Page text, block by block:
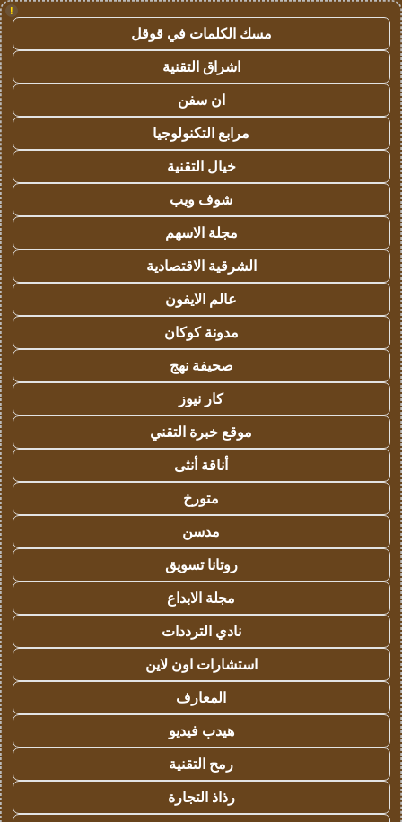
!
مسك الكلمات في قوقل
اشراق التقنية
ان سفن
مرابع التكنولوجيا
خيال التقنية
شوف ويب
مجلة الاسهم
الشرقية الاقتصادية
عالم الايفون
مدونة كوكان
صحيفة نهج
كار نيوز
موقع خبرة التقني
أناقة أنثى
متورخ
مدسن
روتانا تسويق
مجلة الابداع
نادي الترددات
استشارات اون لاين
المعارف
هيدب فيديو
رمح التقنية
رذاذ التجارة